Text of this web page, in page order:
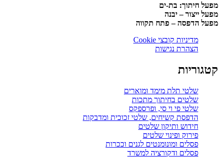
מפעל חיתוך: בת-ים
מפעל ייצור – יבנה
מפעל הדפסה – פתח תקווה
מדיניות קובצי Cookie
הצהרת נגישות
קטגוריות
שלטי תלת מימד ומוארים
שלטים בחיתוך מתכות
שלטי פי וי סי, ופרספקס
הדפסת קשיחים, שלטי זכוכית ומדבקות
חידוש ותיקון שלטים
פירוק ופינוי שלטים
פסלים ומונומנטים לגנים וככרות
פסלים ודקורציה למשרד